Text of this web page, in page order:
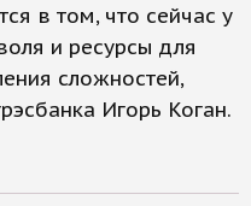
в том, что сейчас у
и ресурсы для
сложностей,
Игорь Коган.